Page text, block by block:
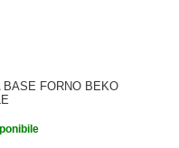
BASE FORNO BEKO